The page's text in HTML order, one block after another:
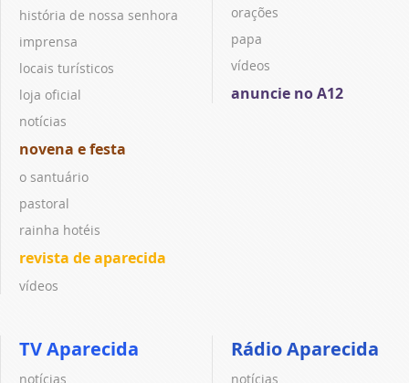
história de nossa senhora
imprensa
locais turísticos
loja oficial
notícias
novena e festa
o santuário
pastoral
rainha hotéis
revista de aparecida
vídeos
orações
papa
vídeos
anuncie no A12
TV Aparecida
notícias
Rádio Aparecida
notícias